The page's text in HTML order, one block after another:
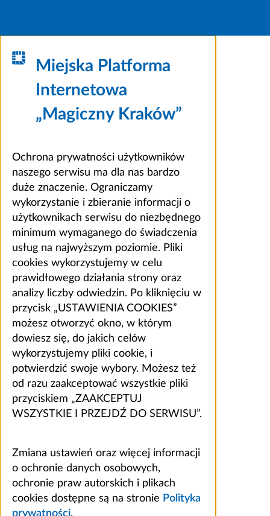
Miejska Platforma
Internetowa
„Magiczny Kraków”
Ochrona prywatności użytkowników
naszego serwisu ma dla nas bardzo
duże znaczenie. Ograniczamy
wykorzystanie i zbieranie informacji o
użytkownikach serwisu do niezbędnego
minimum wymaganego do świadczenia
usług na najwyższym poziomie. Pliki
cookies wykorzystujemy w celu
prawidłowego działania strony oraz
analizy liczby odwiedzin. Po kliknięciu w
przycisk „USTAWIENIA COOKIES”
możesz otworzyć okno, w którym
dowiesz się, do jakich celów
wykorzystujemy pliki cookie, i
potwierdzić swoje wybory. Możesz też
od razu zaakceptować wszystkie pliki
przyciskiem „ZAAKCEPTUJ
WSZYSTKIE I PRZEJDŹ DO SERWISU”.
Zmiana ustawień oraz więcej informacji
o ochronie danych osobowych,
ochronie praw autorskich i plikach
cookies dostępne są na stronie Polityka
prywatności.